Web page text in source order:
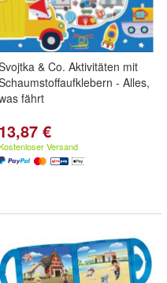
& Co. Aktivitäten mit
- Alles,
fährt
13,87 €
Versand